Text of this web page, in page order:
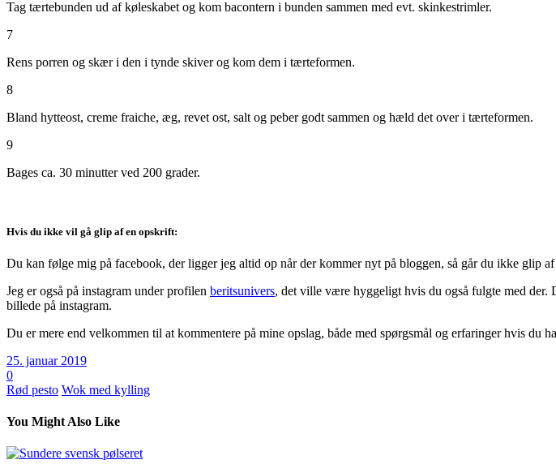
Tag tærtebunden ud af køleskabet og kom bacontern i bunden sammen med evt. skinkestrimler.
7
Rens porren og skær i den i tynde skiver og kom dem i tærteformen.
8
Bland hytteost, creme fraiche, æg, revet ost, salt og peber godt sammen og hæld det over i tærteformen.
9
Bages ca. 30 minutter ved 200 grader.
Hvis du ikke vil gå glip af en opskrift:
Du kan følge mig på facebook, der ligger jeg altid op når der kommer nyt på bloggen, så går du ikke glip
Jeg er også på instagram under profilen beritsunivers, det ville være hyggeligt hvis du også fulgte med der.
billede på instagram.
Du er mere end velkommen til at kommentere på mine opslag, både med spørgsmål og erfaringer hvis du
25. januar 2019
0
Rød pesto Wok med kylling
You Might Also Like